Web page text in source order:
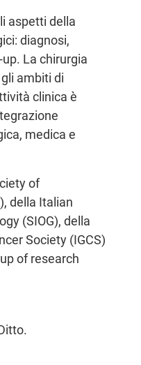
aspetti della
diagnosi,
La chirurgia
ambiti di
clinica è
medica e
of
della Italian
(SIOG), della
Society (IGCS)
of research